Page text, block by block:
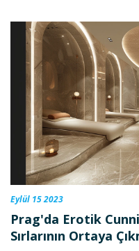
Eylül 15 2023
Prag'da Erotik
Sırlarının Ortaya